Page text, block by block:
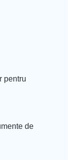
pentru
de